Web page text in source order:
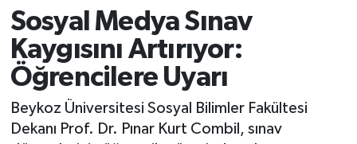
Sosyal Medya Sınav
Kaygısını Artırıyor:
Öğrencilere Uyarı
Beykoz Üniversitesi Sosyal Bilimler Fakültesi
Dekanı Prof. Dr. Pınar Kurt Combil, sınav
Biyografi
Çevre
Diğer
Dünya
Ankara Trafik Yoğunluk Haritası
Süper Lig Puan Durumu ve Fikstür
Tüm Manşetler
Son Dakika Haberleri